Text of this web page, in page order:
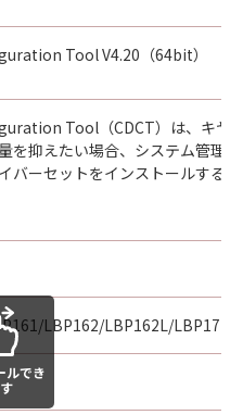
ア」を使用して初期
ン製品」用のドライ
ムをインストールす
示されることを承諾
、『同意』を示す下
時点、または「本ソ
点で発効し、下記(2)
まで有効に存続しま
ウェア」およびその
び消去することによ
Tool V4.20（64bit）
Tool（CDCT）は、キヤ
を抑えたい場合、システム管理
バーセットをインストールする
LBP162/LBP162L/
ルでき